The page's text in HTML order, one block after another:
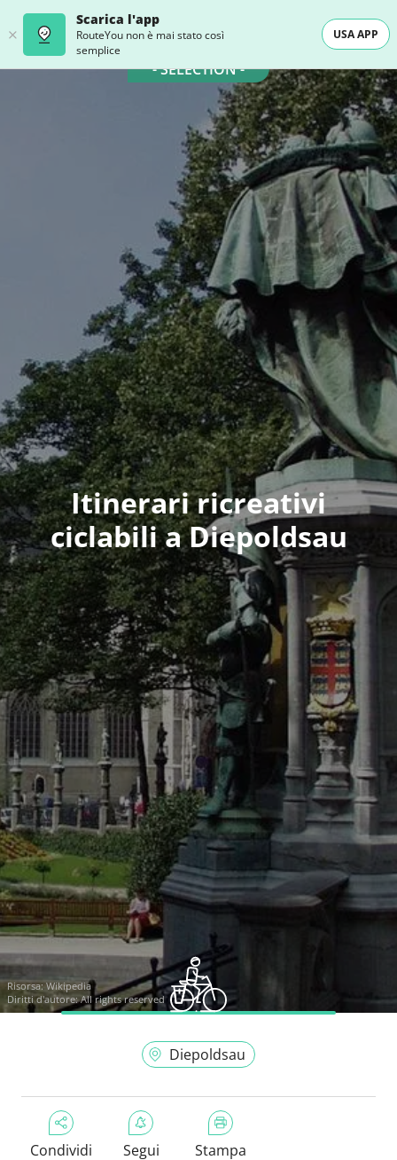
Scarica l'app
RouteYou non è mai stato così
semplice
USA APP
- SELECTION -
Itinerari ricreativi
ciclabili a Diepoldsau
Risorsa:Wikipedia
Diritti d'autore: All rights reserved
Diepoldsau
Condividi Segui Stampa